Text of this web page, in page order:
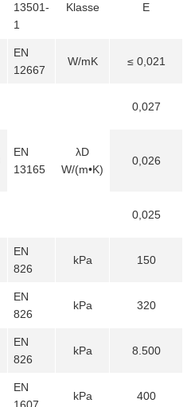
13501-
1
Klasse E
EN
12667
W/mK ≤ 0,021
EN
13165
λD
W/(m•K)
0,027
0,026
0,025
EN
826
kPa 150
EN
826
kPa 320
EN
826
kPa 8.500
EN
kPa 400